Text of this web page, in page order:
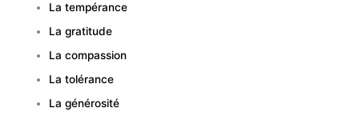
La tempérance
La gratitude
La compassion
La tolérance
La générosité